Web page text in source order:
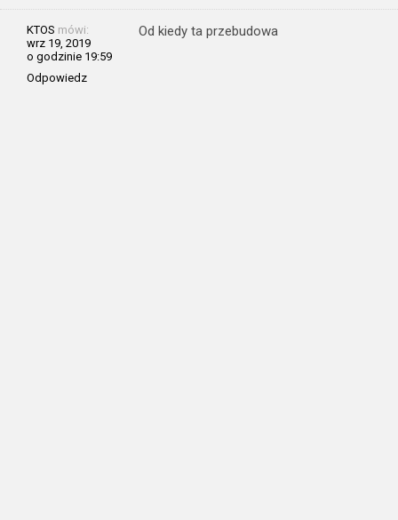
KTOS mówi:
wrz 19, 2019
o godzinie 19:59
Odpowiedz
Od kiedy ta przebudowa